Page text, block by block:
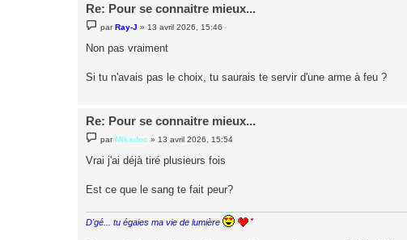
Re: Pour se connaitre mieux...
e
s
e
parRay-J » 13 avril 2026, 15:46
Non pas vraiment
Si tu n'avais pas le choix, tu saurais te servir d'une arme à feu ?
Re: Pour se connaitre mieux...
e
s
e
parMikadoc » 13 avril 2026, 15:54
Vrai j'ai déjà tiré plusieurs fois
Est ce que le sang te fait peur?
D'gé... tu égaies ma vie de lumière